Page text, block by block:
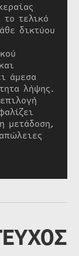
το τελικό
δικτύου
άμεσα
λήψης.
μετάδοση,